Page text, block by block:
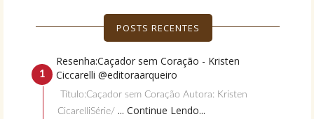
POSTS RECENTES
Resenha:Caçador sem Coração - Kristen
Ciccarelli @editoraarqueiro
Título:Caçador sem Coração Autora: Kristen
CicarelliSérie/ ... Continue Lendo...